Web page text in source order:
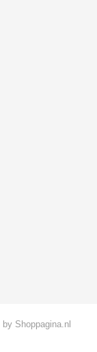
Shoppagina.nl